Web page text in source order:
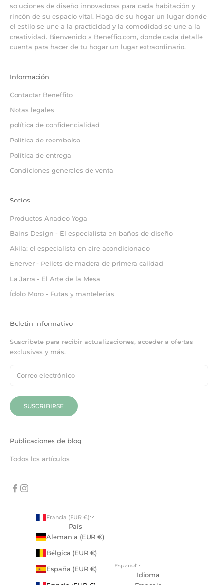
soluciones de diseño innovadoras para cada habitación y
rincón de su espacio vital. Haga de su hogar un lugar donde
el estilo se une a la practicidad y la comodidad se une a la
creatividad. Bienvenido a Beneffio.com, donde cada detalle
cuenta para hacer de tu hogar un lugar extraordinario.
Información
Contactar Beneffito
Notas legales
política de confidencialidad
Politica de reembolso
Política de entrega
Condiciones generales de venta
Socios
Productos Anadeo Yoga
Bains Design - El especialista en baños de diseño
Akila: el especialista en aire acondicionado
Enerver - Pellets de madera de primera calidad
La Jarra - El Arte de la Mesa
Ídolo Moro - Futas y mantelerías
Boletin informativo
Suscríbete para recibir actualizaciones, acceder a ofertas
exclusivas y más.
SUSCRIBIRSE
Publicaciones de blog
Todos los artículos
Francia (EUR €)
País
Alemania (EUR €)
Bélgica (EUR €)
España (EUR €) Español
Idioma